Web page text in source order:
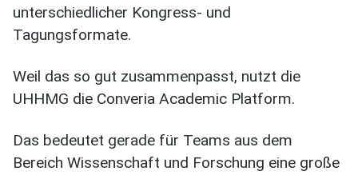
unterschiedlicher Kongress- und
Tagungsformate.
Weil das so gut zusammenpasst, nutzt die
UHHMG die Converia Academic Platform.
Das bedeutet gerade für Teams aus dem
Bereich Wissenschaft und Forschung eine große